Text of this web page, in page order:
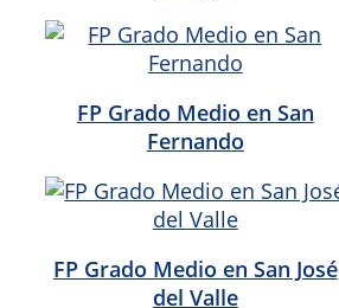
FP Grado Medio en San
Fernando
FP Grado Medio en San José
del Valle